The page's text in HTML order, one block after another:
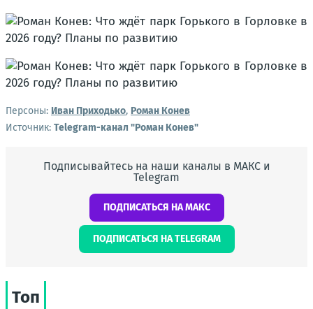
Персоны: Иван Приходько, Роман Конев
Источник: Telegram-канал "Роман Конев"
Подписывайтесь на наши каналы в МАКС и
Telegram
ПОДПИСАТЬСЯ НА МАКС
ПОДПИСАТЬСЯ НА TELEGRAM
Топ